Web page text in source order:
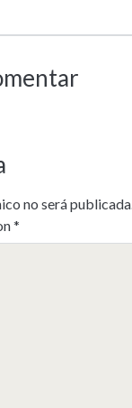
no será publicada.
*